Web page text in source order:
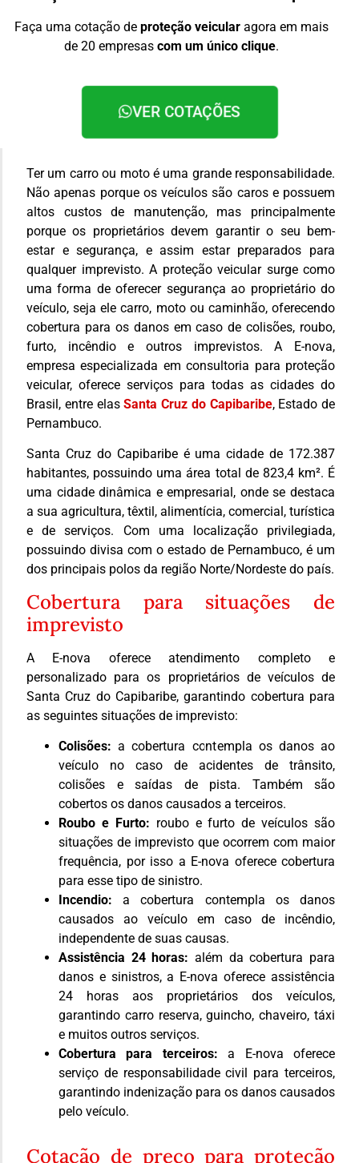
Faça uma cotação de proteção veicular agora em mais
de 20 empresas com um único clique.
VER COTAÇÕES
Ter um carro ou moto é uma grande responsabilidade.
Não apenas porque os veículos são caros e possuem
altos custos de manutenção, mas principalmente
porque os proprietários devem garantir o seu bem-
estar e segurança, e assim estar preparados para
qualquer imprevisto. A proteção veicular surge como
uma forma de oferecer segurança ao proprietário do
veículo, seja ele carro, moto ou caminhão, oferecendo
cobertura para os danos em caso de colisões, roubo,
furto, incêndio e outros imprevistos. A E-nova,
empresa especializada em consultoria para proteção
veicular, oferece serviços para todas as cidades do
Brasil, entre elasSanta Cruz do Capibaribe, Estado de
Pernambuco.
Santa Cruz do Capibaribe é uma cidade de 172.387
habitantes, possuindo uma área total de 823,4 km². É
uma cidade dinâmica e empresarial, onde se destaca
a sua agricultura, têxtil, alimentícia, comercial, turística
e de serviços. Com uma localização privilegiada,
possuindo divisa com o estado de Pernambuco, é um
dos principais polos da região Norte/Nordeste do país.
Cobertura para situações de
imprevisto
A E-nova oferece atendimento completo e
personalizado para os proprietários de veículos de
Santa Cruz do Capibaribe, garantindo cobertura para
as seguintes situações de imprevisto:
Colisões: a cobertura contempla os danos ao
veículo no caso de acidentes de trânsito,
colisões e saídas de pista. Também são
cobertos os danos causados a terceiros.
Roubo e Furto: roubo e furto de veículos são
situações de imprevisto que ocorrem com maior
frequência, por isso a E-nova oferece cobertura
para esse tipo de sinistro.
Incendio: a cobertura contempla os danos
causados ao veículo em caso de incêndio,
independente de suas causas.
Assistência 24 horas: além da cobertura para
danos e sinistros, a E-nova oferece assistência
24 horas aos proprietários dos veículos,
garantindo carro reserva, guincho, chaveiro, táxi
e muitos outros serviços.
Cobertura para terceiros: a E-nova oferece
serviço de responsabilidade civil para terceiros,
garantindo indenização para os danos causados
pelo veículo.
Cotação de preço para proteção